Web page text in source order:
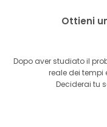
Ottieni
Dopo aver studiato il
reale dei tempi
Deciderai tu